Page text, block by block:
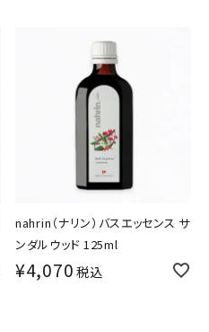
nahrin（ナリン）バスエッセンス サ
ンダルウッド 125ml
¥4,070 税込